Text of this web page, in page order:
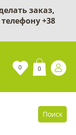
заказ,
+38
0 0
Поиск